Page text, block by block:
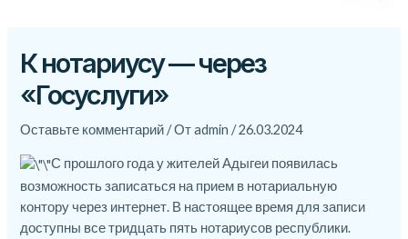
К нотариусу — через
«Госуслуги»
Оставьте комментарий / Отadmin/26.03.2024
С прошлого года у жителей Адыгеи появилась
возможность записаться на прием в нотариальную
контору через интернет. В настоящее время для записи
доступны все тридцать пять нотариусов республики.